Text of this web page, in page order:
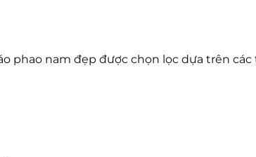
phao nam đẹp được chọn lọc dựa trên các